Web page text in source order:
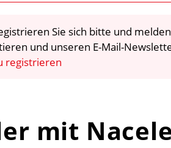
Sie sich bitte und
und unseren E-Mail-
registrieren
mit